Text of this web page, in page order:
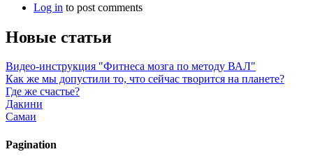
Log in to post comments
Новые статьи
Видео-инструкция "Фитнеса мозга по методу ВАЛ"
Как же мы допустили то, что сейчас творится на планете?
Где же счастье?
Дакини
Самаи
Pagination